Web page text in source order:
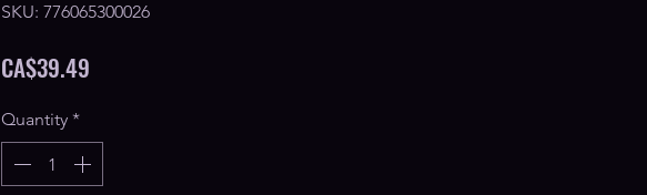
SKU: 776065300026
CA$39.49
Quantity *